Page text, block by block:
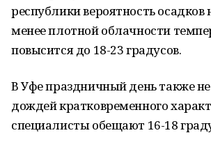
республики вероятность
менее плотной облачности
повысится до 18-23 градусов.
В Уфе праздничный день также не
дождей кратковременного
специалисты обещают 16-18